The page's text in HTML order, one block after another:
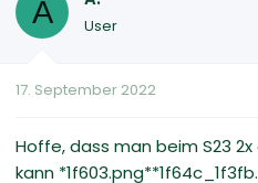
A User
17. September 2022
Hoffe, dass man beim S23
kann